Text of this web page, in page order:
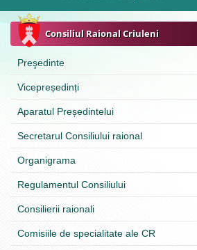
Consiliul Raional Criuleni
Preşedinte
Vicepreședinți
Aparatul Președintelui
Secretarul Consiliului raional
Organigrama
Regulamentul Consiliului
Consilierii raionali
Comisiile de specialitate ale CR